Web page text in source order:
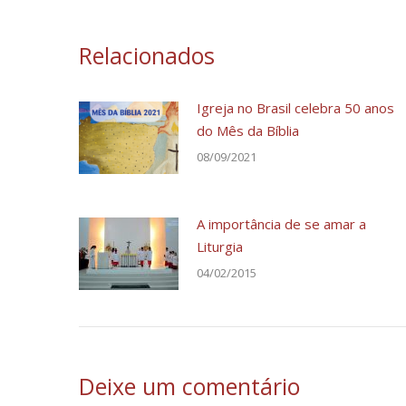
Relacionados
Igreja no Brasil celebra 50 anos
do Mês da Bíblia
08/09/2021
A importância de se amar a
Liturgia
04/02/2015
Deixe um comentário